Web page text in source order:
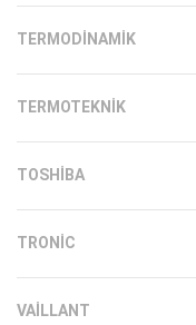
TERMODINAMIK
TERMOTEKNIK
TOSHIBA
TRONIC
VAILLANT